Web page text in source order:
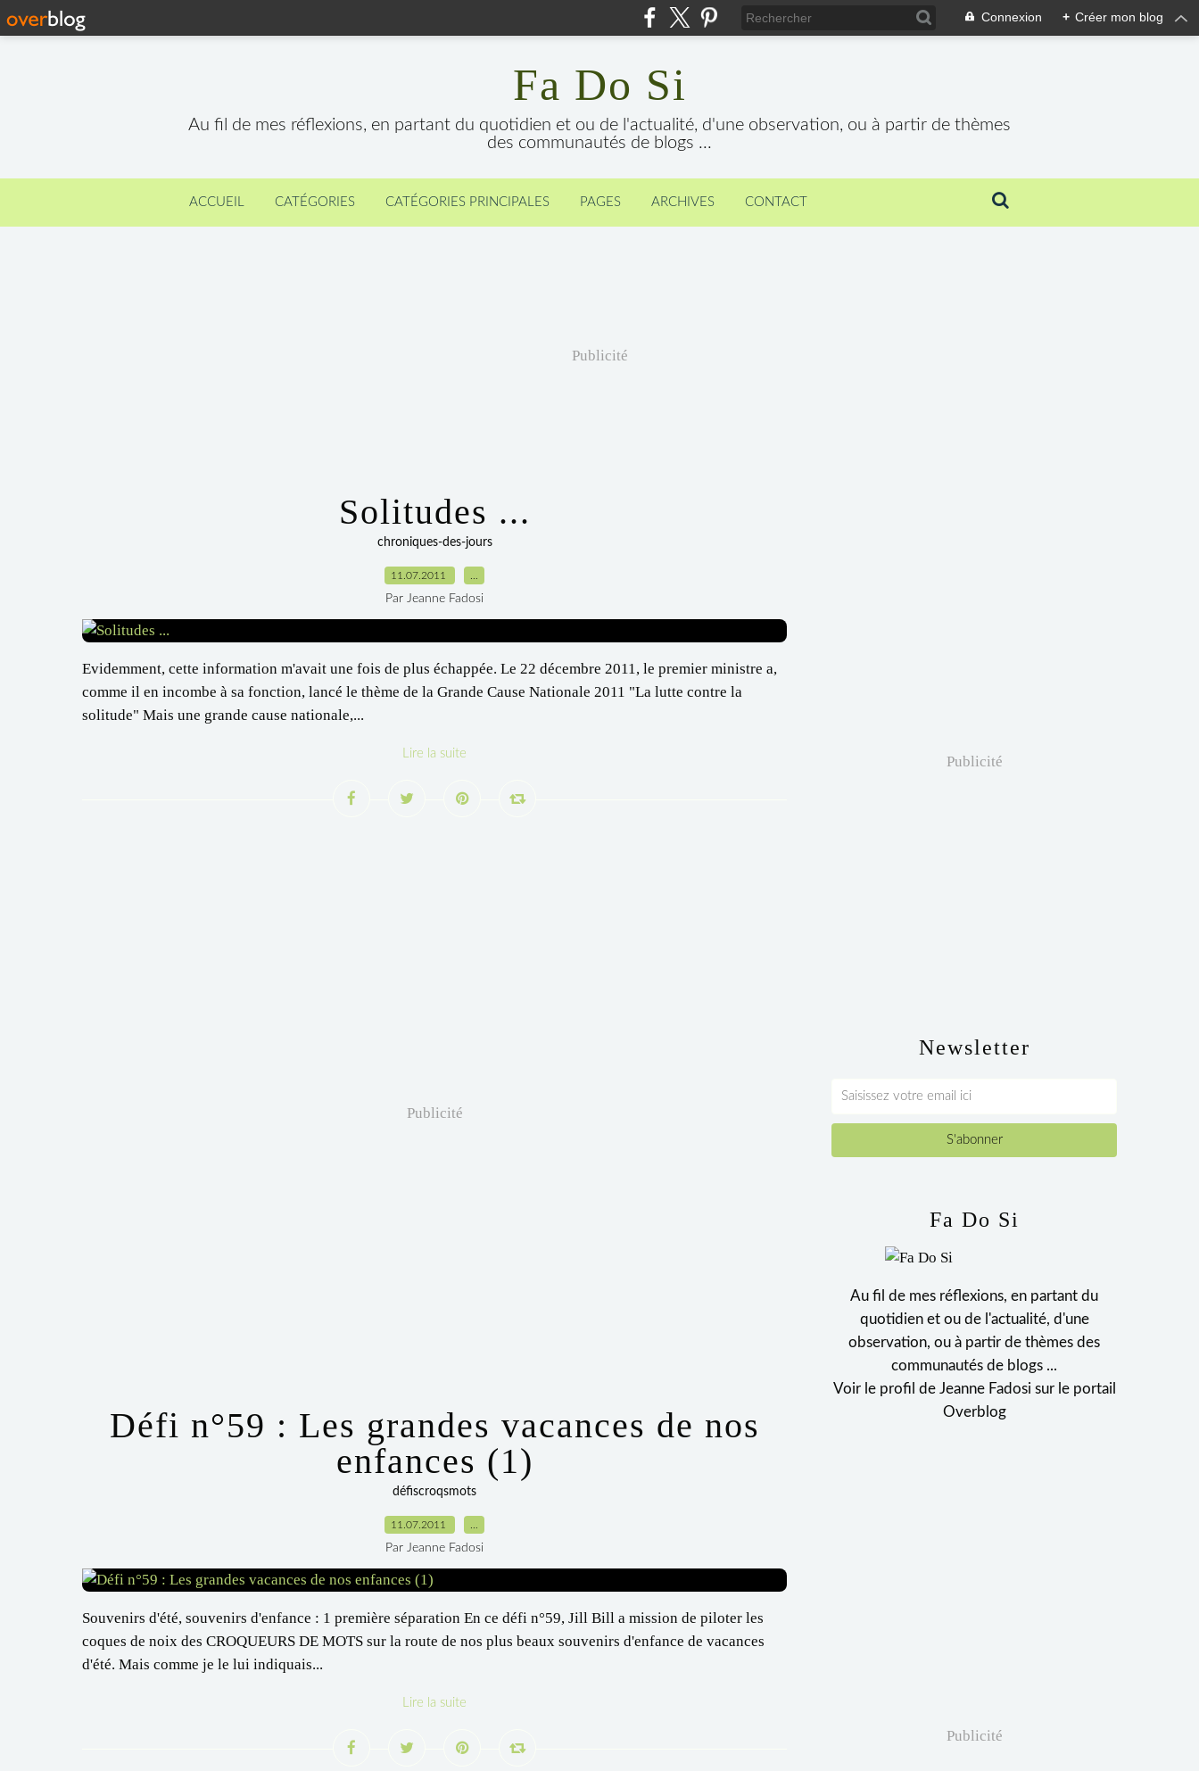
Connexion + Créer mon blog
Fa Do Si
Au fil de mes réflexions, en partant du quotidien et ou de l'actualité, d'une observation, ou à partir de thèmes
des communautés de blogs ...
ACCUEIL CATÉGORIES CATÉGORIES PRINCIPALES PAGES ARCHIVES CONTACT
Publicité
Solitudes ...
chroniques-des-jours
11.07.2011
Par Jeanne Fadosi
Evidemment, cette information m'avait une fois de plus échappée. Le 22 décembre 2011, le premier ministre a,
comme il en incombe à sa fonction, lancé le thème de la Grande Cause Nationale 2011 "La lutte contre la
solitude" Mais une grande cause nationale,...
Lire la suite
Publicité
Défi n°59 : Les grandes vacances de nos
enfances (1)
défiscroqsmots
11.07.2011
Par Jeanne Fadosi
Souvenirs d'été, souvenirs d'enfance : 1 première séparation En ce défi n°59, Jill Bill a mission de piloter les
coques de noix des CROQUEURS DE MOTS sur la route de nos plus beaux souvenirs d'enfance de vacances
d'été. Mais comme je le lui indiquais...
Lire la suite
Newsletter
Publicité
Fa Do Si
Au fil de mes réflexions, en partant du
quotidien et ou de l'actualité, d'une
observation, ou à partir de thèmes des
communautés de blogs ...
Voir le profil de Jeanne Fadosi sur le portail
Overblog
Publicité